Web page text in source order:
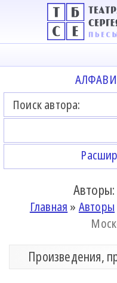
Главная » Авторы
Произведения,